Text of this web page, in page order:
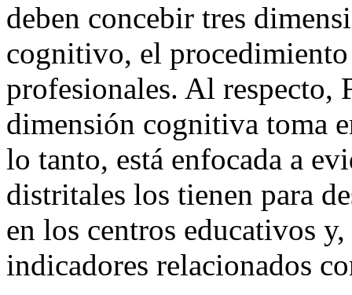
deben concebir tres
cognitivo, el
profesionales. Al respecto,
dimensión cognitiva toma
lo tanto, está enfocada a
distritales los tienen para
en los centros educativos
indicadores relacionados